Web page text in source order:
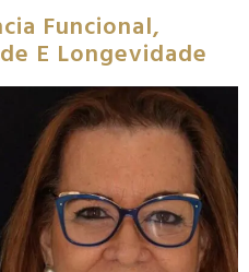
Funcional,
E Longevidade